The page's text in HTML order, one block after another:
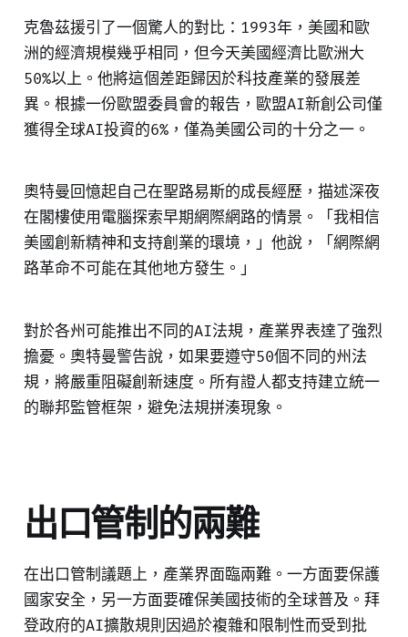
克魯茲援引了一個驚人的對比：1993年，美國和歐
洲的經濟規模幾乎相同，但今天美國經濟比歐洲大
50%以上。他將這個差距歸因於科技產業的發展差
異。根據一份歐盟委員會的報告，歐盟AI新創公司僅
獲得全球AI投資的6%，僅為美國公司的十分之一。
奧特曼回憶起自己在聖路易斯的成長經歷，描述深夜
在閣樓使用電腦探索早期網際網路的情景。「我相信
美國創新精神和支持創業的環境，」他說，「網際網
路革命不可能在其他地方發生。」
對於各州可能推出不同的AI法規，產業界表達了強烈
擔憂。奧特曼警告說，如果要遵守50個不同的州法
規，將嚴重阻礙創新速度。所有證人都支持建立統一
的聯邦監管框架，避免法規拼湊現象。
出口管制的兩難
在出口管制議題上，產業界面臨兩難。一方面要保護
國家安全，另一方面要確保美國技術的全球普及。拜
登政府的AI擴散規則因過於複雜和限制性而受到批